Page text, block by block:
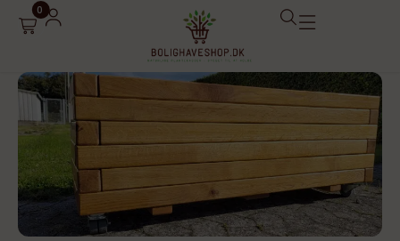
0
Din kurv
Din kurv er tom
Subtotal: 0,00kr.
Se kurv Kasse